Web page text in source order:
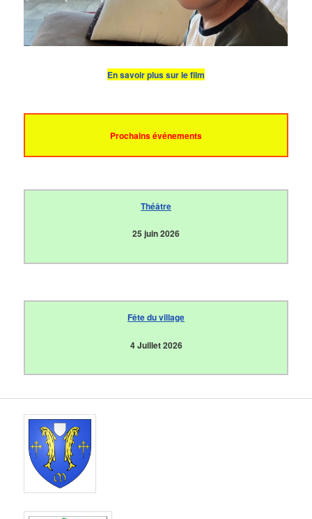
En savoir plus sur le film
Prochains événements
Théâtre
25 juin 2026
Fête du village
4 Juillet 2026